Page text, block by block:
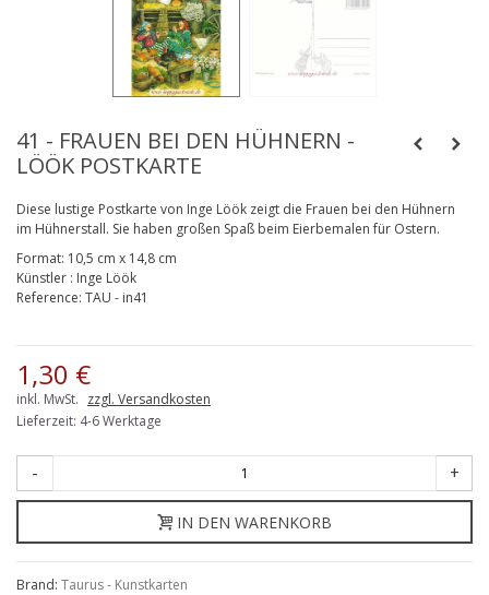
41 - FRAUEN BEI DEN HÜHNERN -
LÖÖK POSTKARTE
Diese lustige Postkarte von Inge Löök zeigt die Frauen bei den Hühnern
im Hühnerstall. Sie haben großen Spaß beim Eierbemalen für Ostern.
Format: 10,5 cm x 14,8 cm
Künstler : Inge Löök
Reference: TAU - in41
1,30 €
inkl. MwSt. zzgl. Versandkosten
Lieferzeit: 4-6 Werktage
- +
IN DEN WARENKORB
Brand: Taurus - Kunstkarten